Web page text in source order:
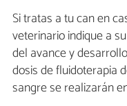
Si tratas a tu can en
veterinario indique a
del avance y
dosis de fluidoterapia
sangre se realizarán